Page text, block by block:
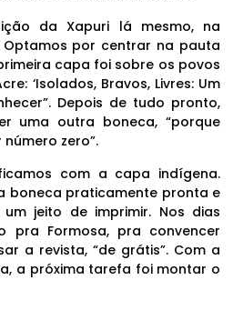
da Xapuri lá mesmo, na
Optamos por centrar na pauta
capa foi sobre os povos
‘Isolados, Bravos, Livres: Um
Depois de tudo pronto,
uma outra boneca, “porque
zero”.
com a capa indígena.
boneca praticamente pronta e
jeito de imprimir. Nos dias
pra Formosa, pra convencer
a revista, “de grátis”. Com a
a próxima tarefa foi montar o